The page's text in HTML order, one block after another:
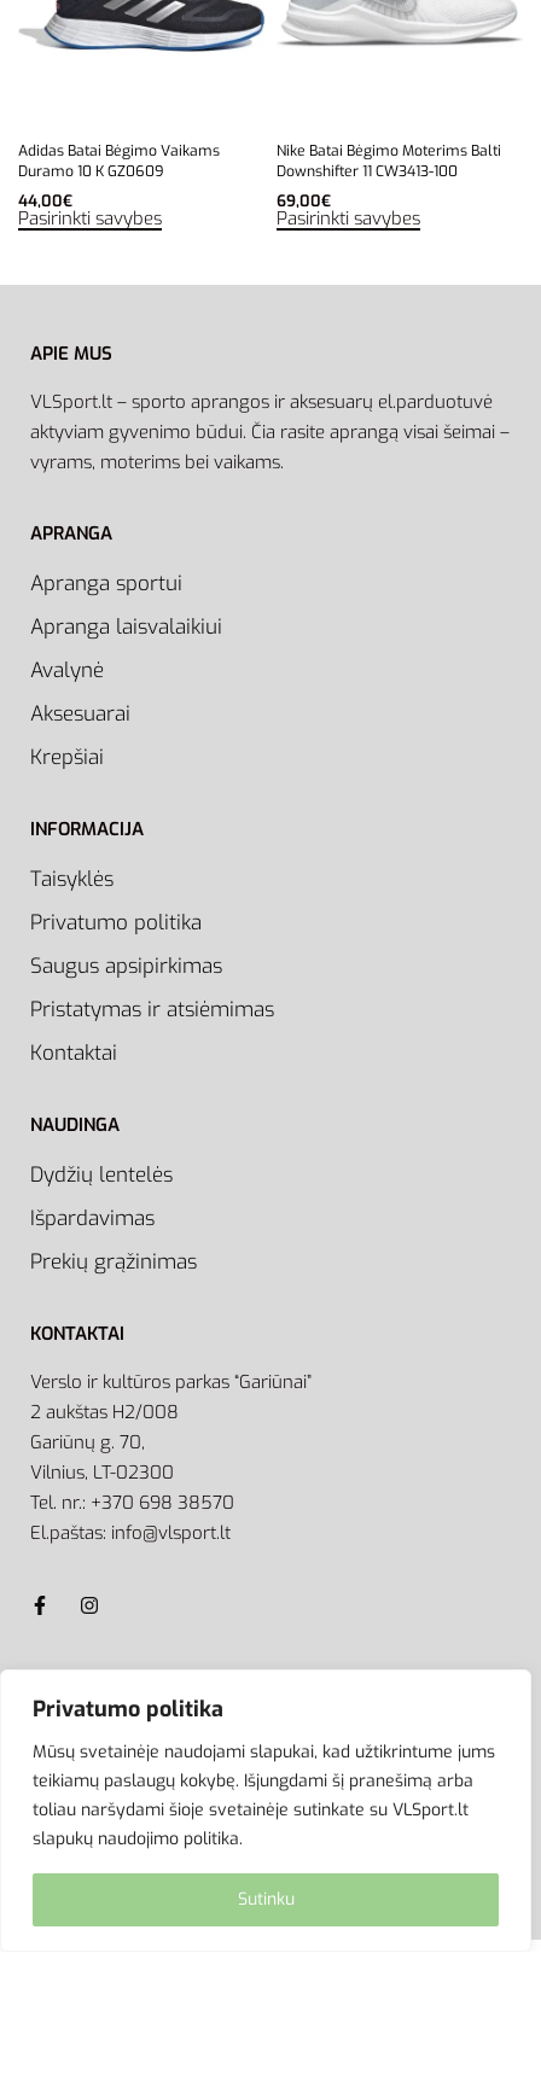
Privatumo politika
Mūsų svetainėje naudojami slapukai, kad užtikrintume jums
teikiamų paslaugų kokybę. Išjungdami šį pranešimą arba
toliau naršydami šioje svetainėje sutinkate su VLSport.lt
slapukų naudojimo politika.
Sutinku
Adidas Batai Bėgimo Vaikams
Duramo 10 K GZ0609
44,00€
Pasirinkti savybes
Nike Batai Bėgimo Moterims Balti
Downshifter 11 CW3413-100
69,00€
Pasirinkti savybes
APIE MUS
VLSport.lt – sporto aprangos ir aksesuarų el.parduotuvė
aktyviam gyvenimo būdui. Čia rasite aprangą visai šeimai –
vyrams, moterims bei vaikams.
APRANGA
Apranga sportui
Apranga laisvalaikiui
Avalynė
Aksesuarai
Krepšiai
INFORMACIJA
Taisyklės
Privatumo politika
Saugus apsipirkimas
Pristatymas ir atsiėmimas
Kontaktai
NAUDINGA
Dydžių lentelės
Išpardavimas
Prekių grąžinimas
KONTAKTAI
Verslo ir kultūros parkas “Gariūnai”
2 aukštas H2/008
Gariūnų g. 70,
Vilnius, LT-02300
Tel. nr.: +370 698 38570
El.paštas: info@vlsport.lt